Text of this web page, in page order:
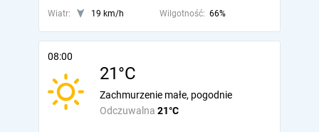
Wiatr: 19 km/h Wilgotność: 66%
08:00
21°C
Odczuwalna 21°C
Zachmurzenie małe, pogodnie